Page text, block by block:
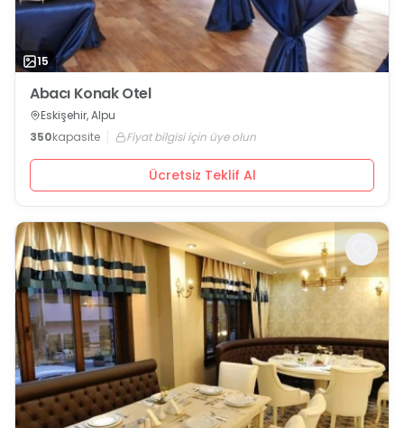
15
Abacı Konak Otel
Eskişehir, Alpu
350kapasite Fiyat bilgisi için üye olun
Ücretsiz Teklif Al